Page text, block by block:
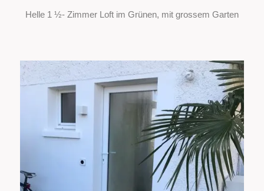
Helle 1 ½- Zimmer Loft im Grünen, mit grossem Garten